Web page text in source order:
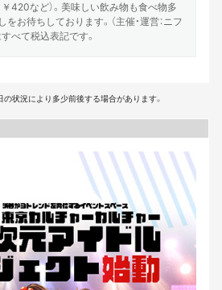
420など）。美味しい飲み物も食べ物多
お待ちしております。（主催・運営：ニフ
べて税込表記です。
状況により多少前後する場合があります。